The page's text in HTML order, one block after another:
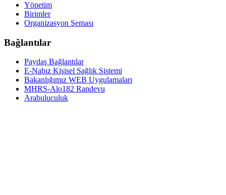
Yönetim
Birimler
Organizasyon Şeması
Bağlantılar
Paydaş Bağlantılar
E-Nabız Kişisel Sağlık Sistemi
Bakanlığımız WEB Uygulamaları
MHRS-Alo182 Randevu
Arabuluculuk